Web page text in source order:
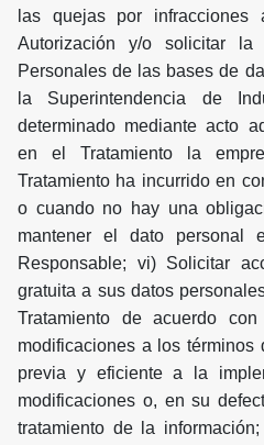
las quejas por
Autorización y/o solicitar
Personales de las bases de
la Superintendencia de
determinado mediante acto
en el Tratamiento la
Tratamiento ha incurrido en
o cuando no hay una
mantener el dato personal
Responsable; vi) Solicitar
gratuita a sus datos
Tratamiento de acuerdo
modificaciones a los términos
previa y eficiente a la
modificaciones o, en su
tratamiento de la